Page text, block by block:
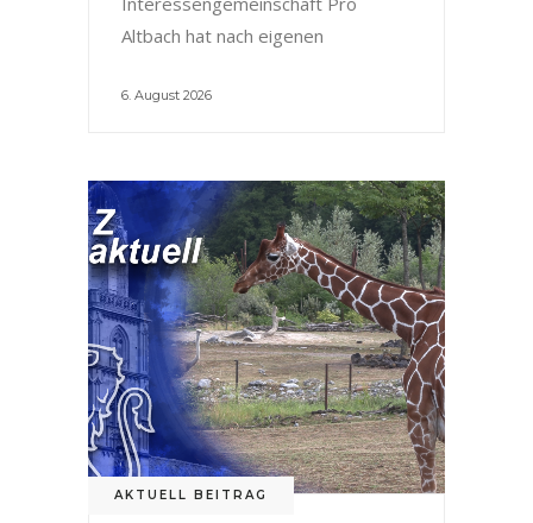
Altbach hat nach eigenen
6. August 2026
AKTUELL BEITRAG